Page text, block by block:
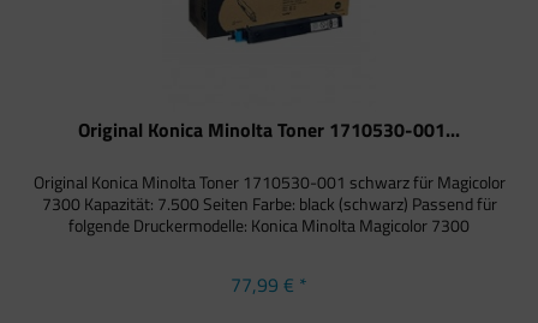
Original Konica Minolta Toner 1710530-001...
Original Konica Minolta Toner 1710530-001 schwarz für Magicolor
7300 Kapazität: 7.500 Seiten Farbe: black (schwarz) Passend für
folgende Druckermodelle: Konica Minolta Magicolor 7300
77,99 € *